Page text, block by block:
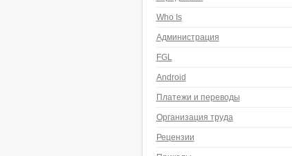
Who Is
Администрация
FGL
Android
Платежи и переводы
Организация труда
Рецензии